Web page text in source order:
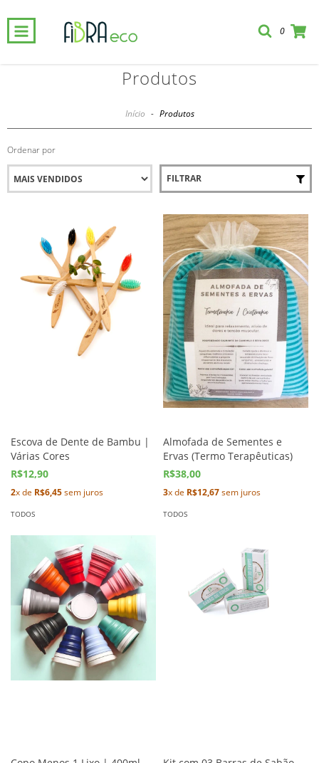
0
Produtos
Início - Produtos
Ordenar por
FILTRAR
Escova de Dente de Bambu |
Várias Cores
R$12,90
2x de R$6,45sem juros
TODOS
Almofada de Sementes e
Ervas (Termo Terapêuticas)
R$38,00
3x de R$12,67sem juros
TODOS